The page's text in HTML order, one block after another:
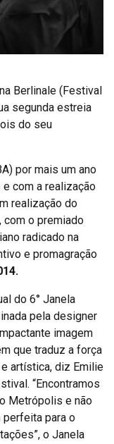
Berlinale (Festival
segunda estreia
do seu
por mais um ano
e com a realização
realização do
com o premiado
radicado na
e promagração
do 6° Janela
pela designer
imagem
que traduz a força
artística, diz Emilie
“Encontramos
Metrópolis e não
para o
o Janela